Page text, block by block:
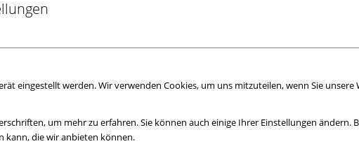
eingestellt werden. Wir verwenden Cookies, um uns mitzuteilen, wenn Sie
um mehr zu erfahren. Sie können auch einige Ihrer Einstellungen
kann, die wir anbieten können.